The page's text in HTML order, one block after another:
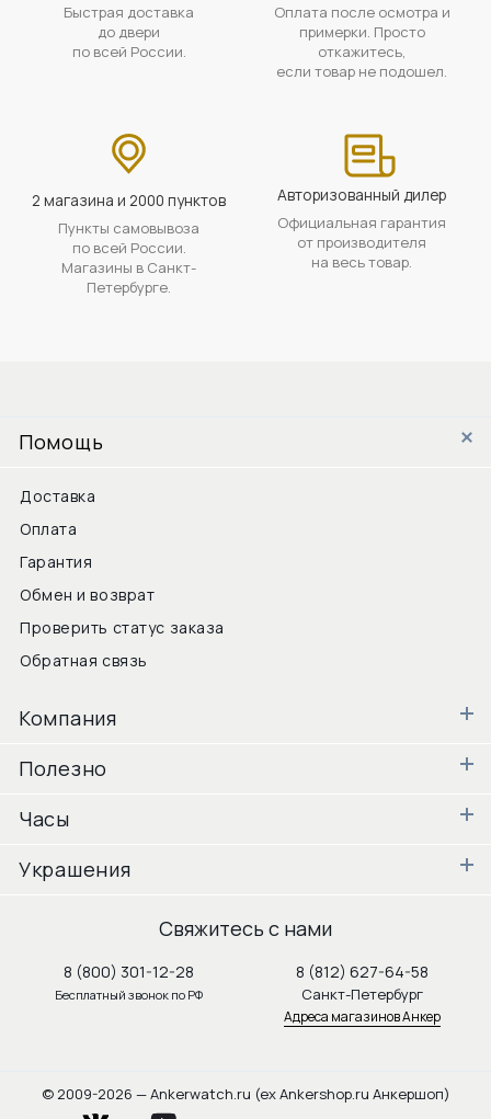
Быстрая доставка
до двери
по всей России.
Оплата после осмотра и
примерки. Просто
откажитесь,
если товар не подошел.
2 магазина и 2000 пунктов
Пункты самовывоза
по всей России.
Магазины в Санкт-
Петербурге.
Авторизованный дилер
Официальная гарантия
от производителя
на весь товар.
Помощь
Доставка
Оплата
Гарантия
Обмен и возврат
Проверить статус заказа
Обратная связь
Компания
Полезно
Часы
Украшения
Свяжитесь с нами
8 (800) 301-12-28
Бесплатный звонок по РФ
8 (812) 627-64-58
Санкт-Петербург
Адреса магазинов Анкер
© 2009-2026 — Ankerwatch.ru (ex Ankershop.ru Анкершоп)